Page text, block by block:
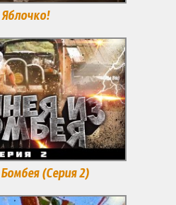
(Серия 2)